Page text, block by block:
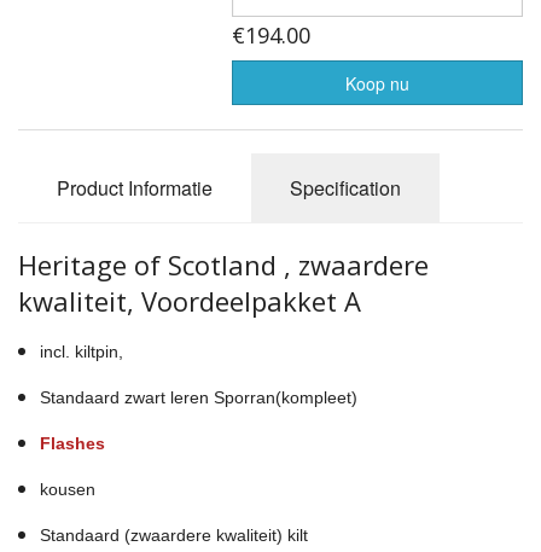
€194.00
Koop nu
Product Informatie Specification
Heritage of Scotland , zwaardere
kwaliteit, Voordeelpakket A
incl. kiltpin,
Standaard zwart leren Sporran(kompleet)
Flashes
kousen
Standaard (zwaardere kwaliteit) kilt